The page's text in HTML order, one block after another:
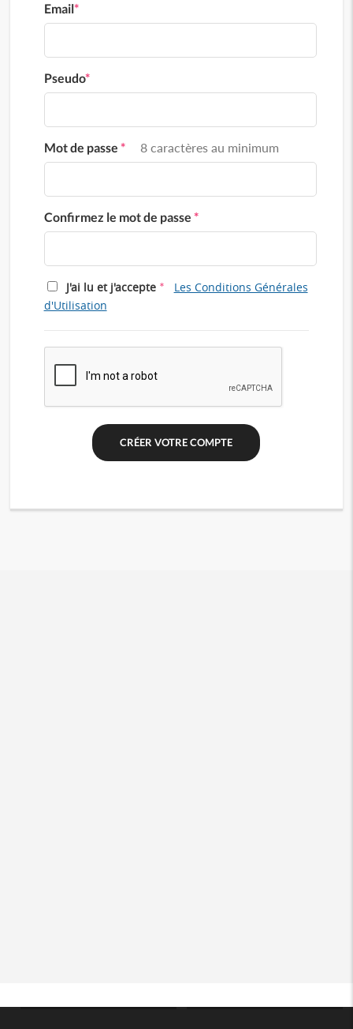
Email*
Pseudo*
Mot de passe * 8 caractères au minimum
Confirmez le mot de passe *
J'ai lu et j'accepte *
Les Conditions Générales
d'Utilisation